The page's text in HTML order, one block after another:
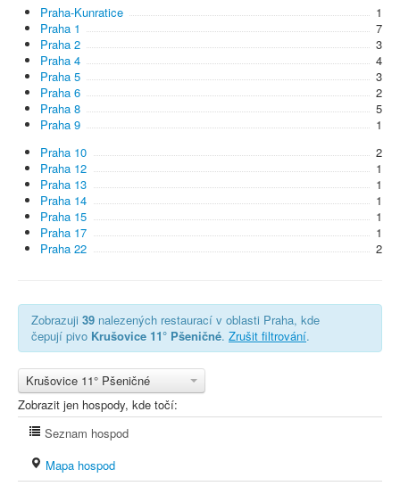
Praha-Kunratice
1
Praha 1
7
Praha 2
3
Praha 4
4
Praha 5
3
Praha 6
2
Praha 8
5
Praha 9
1
Praha 10
2
Praha 12
1
Praha 13
1
Praha 14
1
Praha 15
1
Praha 17
1
Praha 22
2
Zobrazuji 39 nalezených restaurací v oblasti Praha, kde
čepují pivo Krušovice 11° Pšeničné. Zrušit filtrování.
Krušovice 11° Pšeničné
Zobrazit jen hospody, kde točí:
Seznam hospod
Mapa hospod